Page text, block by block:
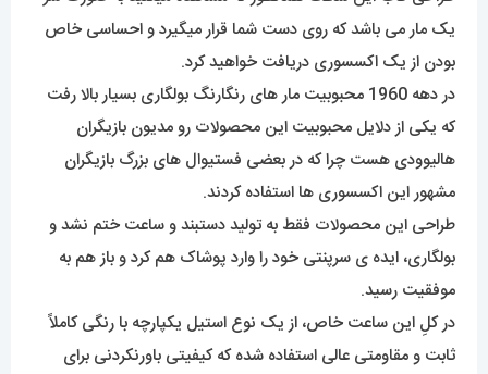
یک مار می باشد که روی دست شما قرار میگیرد و احساسی خاص
بودن از یک اکسسوری دریافت خواهید کرد.
در دهه 1960 محبوبیت مار های رنگارنگ بولگاری بسیار بالا رفت
که یکی از دلایل محبوبیت این محصولات رو مدیون بازیگران
هالیوودی هست چرا که در بعضی فستیوال های بزرگ بازیگران
مشهور این اکسسوری ها استفاده کردند.
طراحی این محصولات فقط به تولید دستبند و ساعت ختم نشد و
بولگاری، ایده ی سرپنتی خود را وارد پوشاک هم کرد و باز هم به
موفقیت رسید.
در کلِ این ساعت خاص، از یک نوع استیل یکپارچه با رنگی کاملاً
ثابت و مقاومتی عالی استفاده شده که کیفیتی باورنکردنی برای